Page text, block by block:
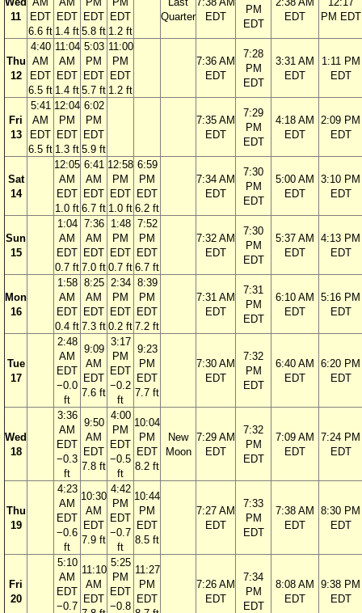
11
EDT
6.6 ft
EDT
1.4 ft
EDT
5.8 ft
EDT
1.2 ft
Quarter
EDT
PM
EDT
EDT
PM EDT
Thu
12
4:40
AM
EDT
6.5 ft
11:04
AM
EDT
1.4 ft
5:03
PM
EDT
5.7 ft
11:00
PM
EDT
1.2 ft
7:36 AM
EDT
7:28
PM
EDT
3:31 AM
EDT
1:11 PM
EDT
Fri
13
5:41
AM
EDT
6.5 ft
12:04
PM
EDT
1.3 ft
6:02
PM
EDT
5.9 ft
7:35 AM
EDT
7:29
PM
EDT
4:18 AM
EDT
2:09 PM
EDT
Sat
14
12:05
AM
EDT
1.0 ft
6:41
AM
EDT
6.7 ft
12:58
PM
EDT
1.0 ft
6:59
PM
EDT
6.2 ft
7:34 AM
EDT
7:30
PM
EDT
5:00 AM
EDT
3:10 PM
EDT
Sun
15
1:04
AM
EDT
0.7 ft
7:36
AM
EDT
7.0 ft
1:48
PM
EDT
0.7 ft
7:52
PM
EDT
6.7 ft
7:32 AM
EDT
7:30
PM
EDT
5:37 AM
EDT
4:13 PM
EDT
Mon
16
1:58
AM
EDT
0.4 ft
8:25
AM
EDT
7.3 ft
2:34
PM
EDT
0.2 ft
8:39
PM
EDT
7.2 ft
7:31 AM
EDT
7:31
PM
EDT
6:10 AM
EDT
5:16 PM
EDT
Tue
17
2:48
AM
EDT
−0.0
ft
9:09
AM
EDT
7.6 ft
3:17
PM
EDT
−0.2
ft
9:23
PM
EDT
7.7 ft
7:30 AM
EDT
7:32
PM
EDT
6:40 AM
EDT
6:20 PM
EDT
Wed
18
3:36
AM
EDT
−0.3
ft
9:50
AM
EDT
7.8 ft
4:00
PM
EDT
−0.5
ft
10:04
PM
EDT
8.2 ft
New
Moon
7:29 AM
EDT
7:32
PM
EDT
7:09 AM
EDT
7:24 PM
EDT
Thu
19
4:23
AM
EDT
−0.6
ft
10:30
AM
EDT
7.9 ft
4:42
PM
EDT
−0.7
ft
10:44
PM
EDT
8.5 ft
7:27 AM
EDT
7:33
PM
EDT
7:38 AM
EDT
8:30 PM
EDT
Fri
20
5:10
AM
EDT
−0.7
11:10
AM
EDT
5:25
PM
EDT
−0.8
11:27
PM
EDT
7:26 AM
EDT
7:34
PM
EDT
8:08 AM
EDT
9:38 PM
EDT